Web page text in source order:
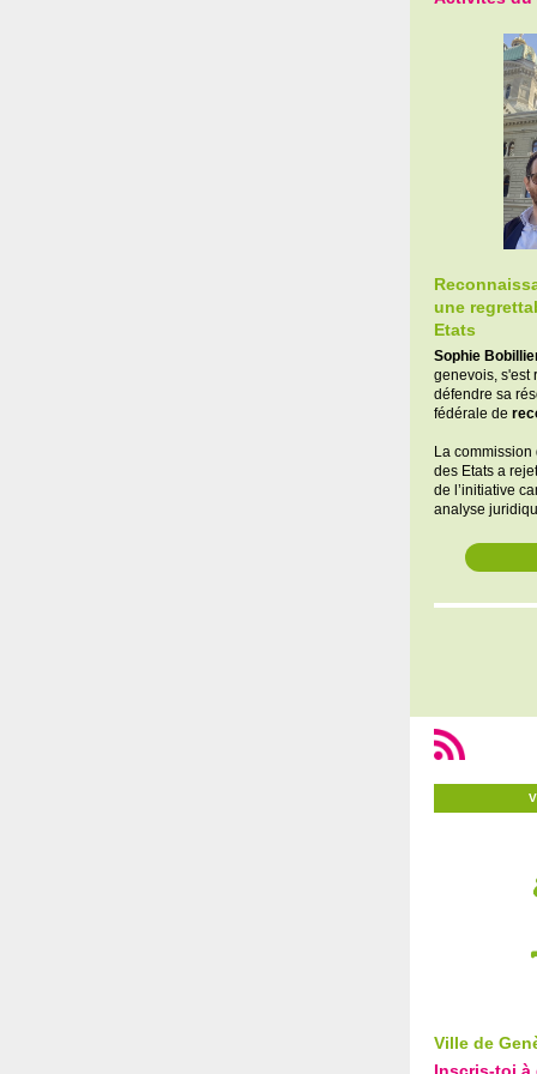
une
Etats
Sophie
genevois, s'est
défendre sa
fédérale de
La
des Etats a
de l’initiative
analyse
Ville de